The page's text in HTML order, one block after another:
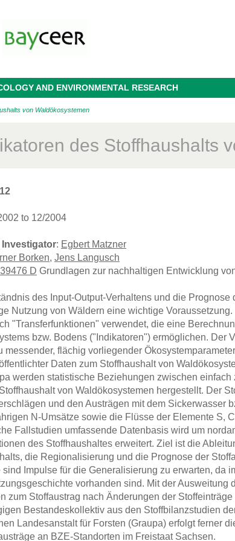
AND ENVIRONMENTAL RESEARCH
von Waldökosystemen
des Stoffhaushalts
to 12/2004
Investigator: Egbert Matzner
Borken, Jens Langusch
D Grundlagen zur nachhaltigen Entwicklung
des Input-Output-Verhaltens und die
Nutzung von Wäldern eine wichtige
"Transferfunktionen" verwendet, die eine
bzw. Bodens ("Indikatoren") ermöglichen. Der
messender, flächig vorliegender
Daten zum Stoffhaushalt von
werden statistische Beziehungen zwischen
von Waldökosystemen hergestellt. Der
und den Austrägen mit dem Sickerwasser
N-Umsätze sowie die Flüsse der Elemente S,
Fallstudien umfassende Datenbasis wird um
des Stoffhaushaltes erweitert. Ziel ist die
die Regionalisierung und die Prognose der
sind Impulse für die Generalisierung zu erwarten, da
vorhanden sind. Mit der
zum Stoffaustrag nach Änderungen der
Bestandeskollektiv aus den Stoffbilanzstudien
Landesanstalt für Forsten (Graupa) erfolgt ferner
an BZE-Standorten im Freistaat Sachsen.